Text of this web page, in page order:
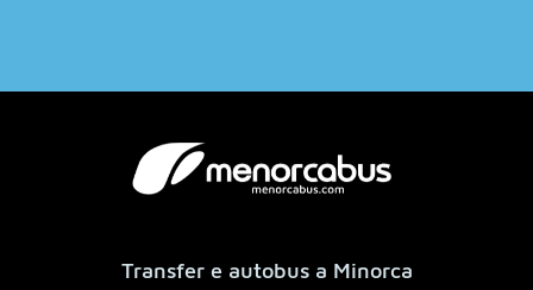
Transfer e autobus a Minorca